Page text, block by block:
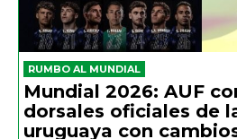
RUMBO AL MUNDIAL
Mundial 2026: AUF
dorsales oficiales de
uruguaya con